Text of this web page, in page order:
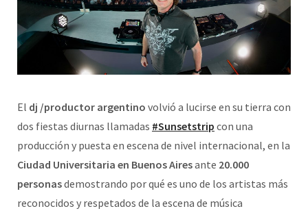
El dj /productor argentino volvió a lucirse en su tierra con
dos fiestas diurnas llamadas #Sunsetstrip con una
producción y puesta en escena de nivel internacional, en la
Ciudad Universitaria en Buenos Airesante 20.000
personasdemostrando por qué es uno de los artistas más
reconocidos y respetados de la escena de música